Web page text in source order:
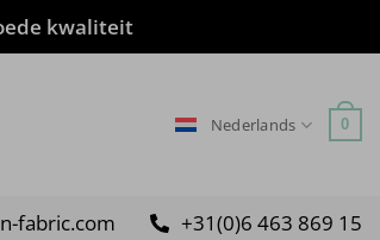
kwaliteit
Nederlands 0
fabric.com +31(0)6 463 869 15